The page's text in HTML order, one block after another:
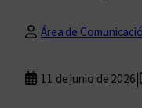
Área de
11 de junio de 2026|